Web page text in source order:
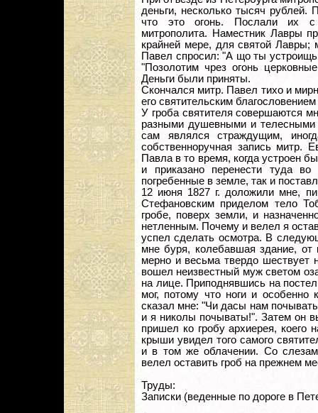
деньги, несколько тысяч
что это огонь. Послали их с
митрополита. Наместник Лавры
крайней мере, для святой Лавры;
Павел спросил: "А що ты
"Позолотим чрез огонь
Деньги были приняты.
Скончался митр. Павел тихо и
его святительским
У гроба святителя совершаются
разными душевными и
сам являлся страждущим,
собственноручная запись митр.
Павла в то время, когда устроен
и приказано перенести туда
погребенные в земле, так и
12 июня 1827 г. доложили мне,
Стефановским приделом тело
гробе, поверх земли, и
нетленным. Почему и велел я
успел сделать осмотра. В
мне буря, колебавшая здание,
мерно и весьма твердо шествует
вошел неизвестный муж светом
на лице. Приподнявшись на
мог, потому что ноги и
сказал мне: "Чи дасы нам
и я николы почываты!". Затем он
пришел ко гробу архиерея, коего
крыши увидел того самого
и в том же облачении. Со
велел оставить гроб на прежнем
Труды:
Записки (веденные по дороге в